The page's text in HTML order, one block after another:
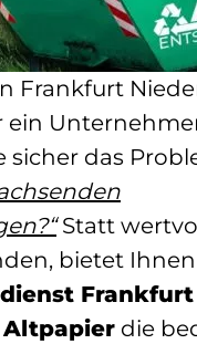
Frankfurt
ein
sicher das
Statt
bietet
Frankfurt
Altpapier die